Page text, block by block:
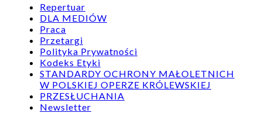
Repertuar
DLA MEDIÓW
Praca
Przetargi
Polityka Prywatności
Kodeks Etyki
STANDARDY OCHRONY MAŁOLETNICH
W POLSKIEJ OPERZE KRÓLEWSKIEJ
PRZESŁUCHANIA
Newsletter